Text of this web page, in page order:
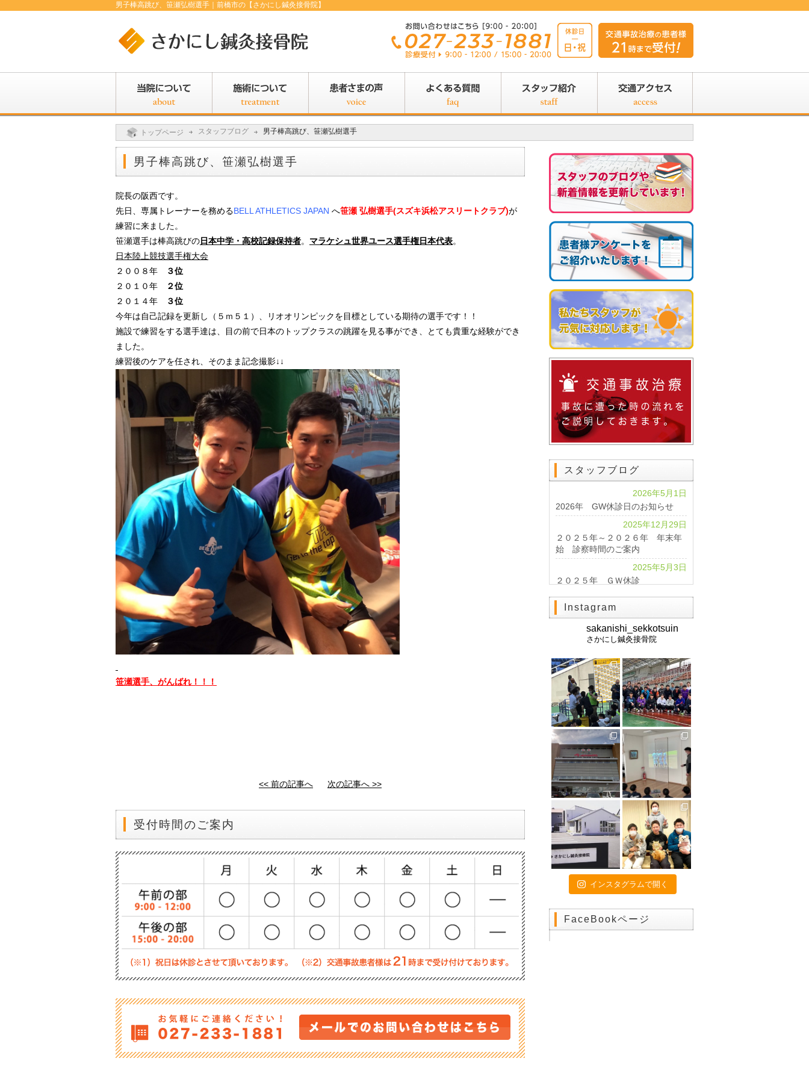
男子棒高跳び、笹瀬弘樹選手｜前橋市の【さかにし鍼灸接骨院】
トップページ スタッフブログ 男子棒高跳び、笹瀬弘樹選手
男子棒高跳び、笹瀬弘樹選手
院長の阪西です。
先日、専属トレーナーを務めるBELL ATHLETICS JAPAN へ笹瀬 弘樹選手(スズキ浜松アスリートクラブ)が
練習に来ました。
笹瀬選手は棒高跳びの日本中学・高校記録保持者。 マラケシュ世界ユース選手権日本代表。
日本陸上競技選手権大会
２００８年
３位
２０１０年
２位
２０１４年
３位
今年は自己記録を更新し（５ｍ５１）、リオオリンピックを目標としている期待の選手です！！
施設で練習をする選手達は、目の前で日本のトップクラスの跳躍を見る事ができ、とても貴重な経験ができ
ました。
練習後のケアを任され、そのまま記念撮影↓↓
笹瀬選手、がんばれ！！！
<< 前の記事へ 次の記事へ >>
受付時間のご案内
スタッフブログ
2026年5月1日
2026年 GW休診日のお知らせ
2025年12月29日
２０２５年～２０２６年 年末年
始 診察時間のご案内
2025年5月3日
２０２５年 ＧＷ休診
2024年4月24日
2024 GWのお知らせ
2023年11月1日
休診のお知らせ
2023年10月25日
北海道インターハイ２０２３ 棒
高跳び 男女優勝
2023年2月28日
交通事故治療は《さかにし鍼灸接
骨院》へ
2021年8月21日
お盆休みのお知らせ
2021年8月10日
インターハイ2021
2021年7月23日
東京オリンピック２０２０
2021年7月17日
初戦突破！！！
2021年7月9日
特別診療のお知らせ
関東高校陸上大会のトレーナー帯
同に行ってきました❕
Instagram
sakanishi_sekkotsuin
さかにし鍼灸接骨院
インスタグラムで開く
FaceBookページ